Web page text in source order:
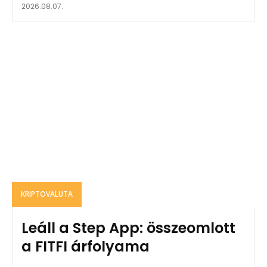
2026.08.07.
KRIPTOVALUTA
Leáll a Step App: összeomlott
a FITFI árfolyama